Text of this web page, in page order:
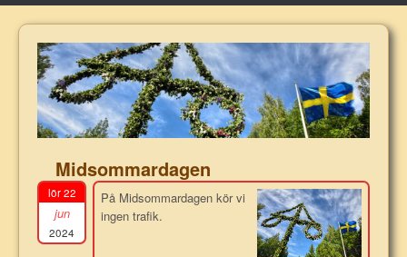
Midsommardagen
lör 22
jun
2024
På Midsommardagen kör vi
ingen trafik.